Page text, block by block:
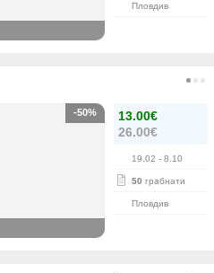
Пловдив
13.00€
26.00€
19.02 - 8.10
50 грабнати
Пловдив
-50%